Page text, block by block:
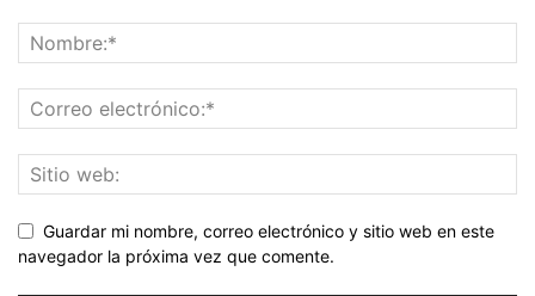
Guardar mi nombre, correo electrónico y sitio web en este
navegador la próxima vez que comente.